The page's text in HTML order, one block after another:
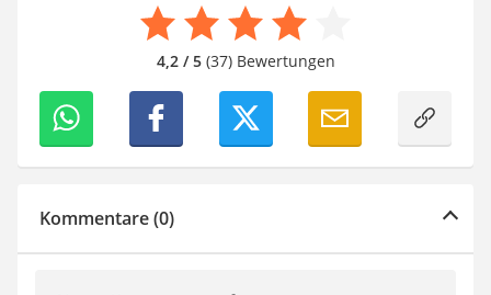
4,2 / 5(37) Bewertungen
Kommentare (0)